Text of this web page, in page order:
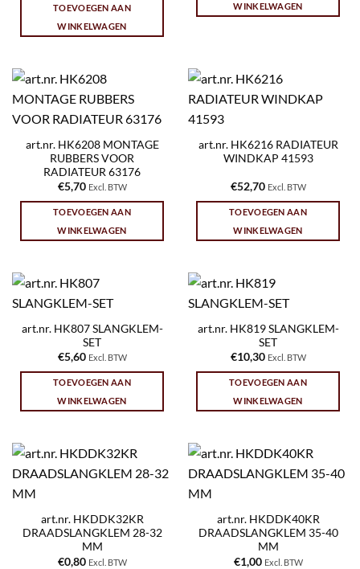
TOEVOEGEN AAN
WINKELWAGEN
WINKELWAGEN
art.nr. HK6208 MONTAGE
RUBBERS VOOR
RADIATEUR 63176
€5,70 Excl. BTW
TOEVOEGEN AAN
WINKELWAGEN
art.nr. HK6216 RADIATEUR
WINDKAP 41593
€52,70 Excl. BTW
TOEVOEGEN AAN
WINKELWAGEN
art.nr. HK807 SLANGKLEM-
SET
€5,60 Excl. BTW
TOEVOEGEN AAN
WINKELWAGEN
art.nr. HK819 SLANGKLEM-
SET
€10,30 Excl. BTW
TOEVOEGEN AAN
WINKELWAGEN
art.nr. HKDDK32KR
DRAADSLANGKLEM 28-32
MM
€0,80 Excl. BTW
art.nr. HKDDK40KR
DRAADSLANGKLEM 35-40
MM
€1,00 Excl. BTW